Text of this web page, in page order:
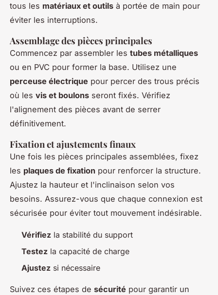
tous les matériaux et outils à portée de main pour
éviter les interruptions.
Assemblage des pièces principales
Commencez par assembler les tubes métalliques
ou en PVC pour former la base. Utilisez une
perceuse électrique pour percer des trous précis
où les vis et boulons seront fixés. Vérifiez
l'alignement des pièces avant de serrer
définitivement.
Fixation et ajustements finaux
Une fois les pièces principales assemblées, fixez
les plaques de fixation pour renforcer la structure.
Ajustez la hauteur et l'inclinaison selon vos
besoins. Assurez-vous que chaque connexion est
sécurisée pour éviter tout mouvement indésirable.
Vérifiez la stabilité du support
Testez la capacité de charge
Ajustez si nécessaire
Suivez ces étapes de sécurité pour garantir un